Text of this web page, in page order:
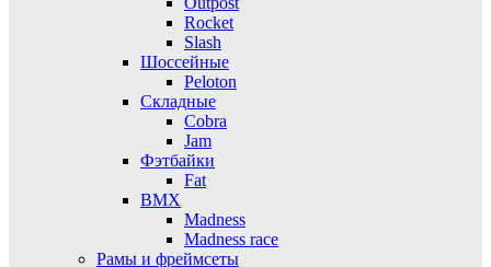
Rocket
Slash
Шоссейные
Peloton
Складные
Cobra
Jam
Фэтбайки
Fat
BMX
Madness
Madness race
Рамы и фреймсеты